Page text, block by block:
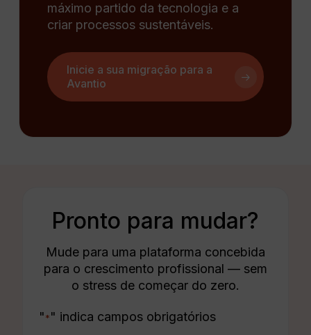
máximo partido da tecnologia e a
criar processos sustentáveis.
Inicie a sua migração para a
Avantio
Pronto para mudar?
Mude para uma plataforma concebida
para o crescimento profissional — sem
o stress de começar do zero.
"*" indica campos obrigatórios